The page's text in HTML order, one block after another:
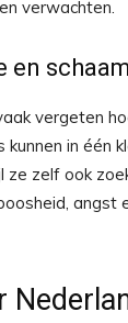
verwachten.
en
vergeten
in één
zelf ook
angst